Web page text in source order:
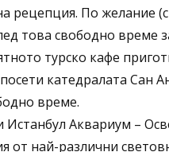
рецепция. По
това свободно време
турско кафе
катедралата Сан
време.
Аквариум –
най-различни